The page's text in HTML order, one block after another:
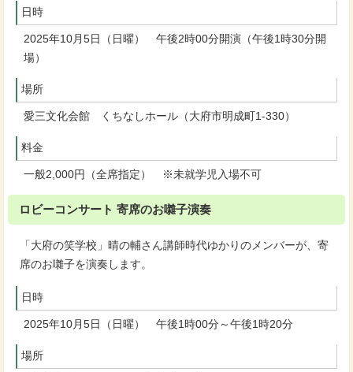
日時
2025年10月5日（日曜） 午後2時00分開演（午後1時30分開
場）
場所
愛三文化会館 くちなしホール（大府市明成町1-330）
料金
一般2,000円（全席指定） ※未就学児入場不可
ロビーコンサート 寄席のお囃子演奏
「大府の笑学校」晴の輔さん講師時代ゆかりのメンバーが、寄
席のお囃子を演奏します。
日時
2025年10月5日（日曜） 午後1時00分～午後1時20分
場所